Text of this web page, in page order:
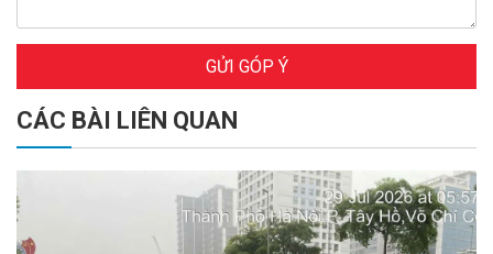
GỬI GÓP Ý
CÁC BÀI LIÊN QUAN